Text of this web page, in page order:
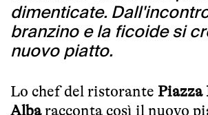
dimenticate.
branzino e la ficoide si
nuovo piatto.
Lo chef del ristorante Piazza
Albaracconta così il nuovo